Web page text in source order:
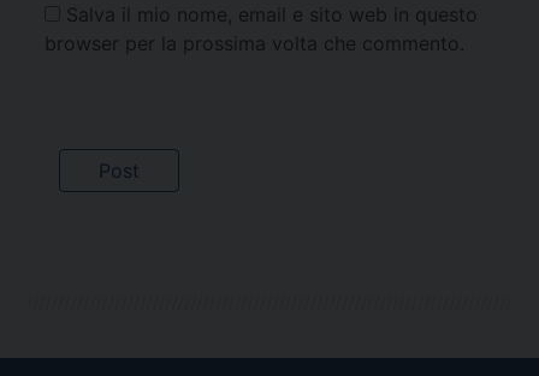
Salva il mio nome, email e sito web in questo
browser per la prossima volta che commento.